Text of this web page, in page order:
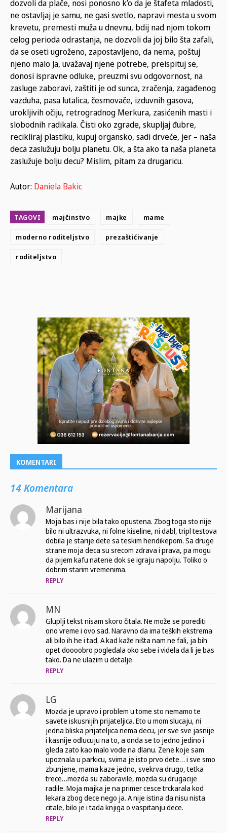
dozvoli da plače, nosi ponosno k’o da je štafeta mladosti,
ne ostavljaj je samu, ne gasi svetlo, napravi mesta u svom
krevetu, premesti muža u dnevnu, bdij nad njom tokom
celog perioda odrastanja, ne dozvoli da joj bilo šta zafali,
da se oseti ugroženo, zapostavljeno, da nema, poštuj
njeno malo Ja, uvažavaj njene potrebe, preispituj se,
donosi ispravne odluke, preuzmi svu odgovornost, na
zasluge zaboravi, zaštiti je od sunca, zračenja, zagađenog
vazduha, pasa lutalica, česmovače, izduvnih gasova,
urokljivih očiju, retrogradnog Merkura, zasićenih masti i
slobodnih radikala. Čisti oko zgrade, skupljaj đubre,
recikliraj plastiku, kupuj organsko, sadi drveće, jer – naša
deca zaslužuju bolju planetu. Ok, a šta ako ta naša planeta
zaslužuje bolju decu? Mislim, pitam za drugaricu.
Autor: Daniela Bakic
TAGOVI majčinstvo majke mame
moderno roditeljstvo prezaštićivanje
roditeljstvo
KOMENTARI
14 Komentara
Marijana
Moja bas i nije bila tako opustena. Zbog toga sto nije
bilo ni ultrazvuka, ni folne kiseline, ni dabl, tripl testova
dobila je starije dete sa teskim hendikepom. Sa druge
strane moja deca su srecom zdrava i prava, pa mogu
da pijem kafu natene dok se igraju napolju. Toliko o
dobrim starim vremenima.
REPLY
MN
Gluplji tekst nisam skoro čitala. Ne može se porediti
ono vreme i ovo sad. Naravno da ima teških ekstrema
ali bilo ih he i tad. A kad kaže ništa nam ne fali, ja bih
opet doooobro pogledala oko sebe i videla da li je bas
tako. Da ne ulazim u detalje.
REPLY
LG
Mozda je upravo i problem u tome sto nemamo te
savete iskusnijih prijateljica. Eto u mom slucaju, ni
jedna bliska prijateljica nema decu, jer sve sve jasnije
i kasnije odlucuju na to, a onda se to jedno jedino i
gleda zato kao malo vode na dlanu. Zene koje sam
upoznala u parkicu, svima je isto prvo dete… i sve smo
zbunjene, mama kaze jedno, svekrva drugo, tetka
trece…mozda su zaboravile, mozda su drugacije
radile. Moja majka je na primer cesce trckarala kod
lekara zbog dece nego ja. A nije istina da nisu nista
citale, bilo je i tada knjiga o vaspitanju dece.
REPLY